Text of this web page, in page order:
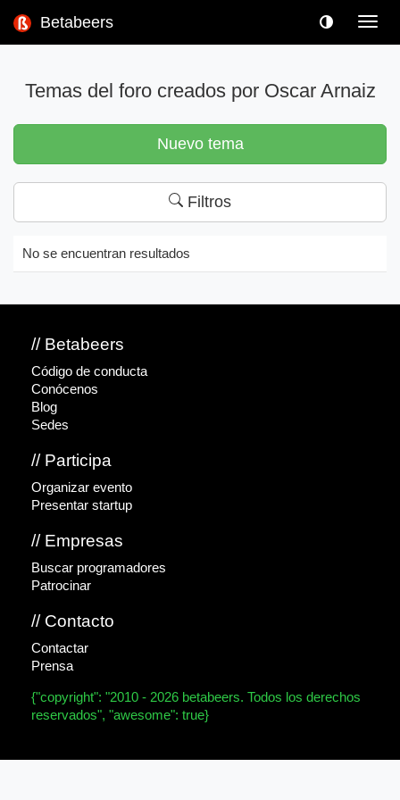
Betabeers
Temas del foro creados por Oscar Arnaiz
Nuevo tema
Filtros
No se encuentran resultados
// Betabeers
Código de conducta
Conócenos
Blog
Sedes
// Participa
Organizar evento
Presentar startup
// Empresas
Buscar programadores
Patrocinar
// Contacto
Contactar
Prensa
{"copyright": "2010 - 2026 betabeers. Todos los derechos
reservados", "awesome": true}